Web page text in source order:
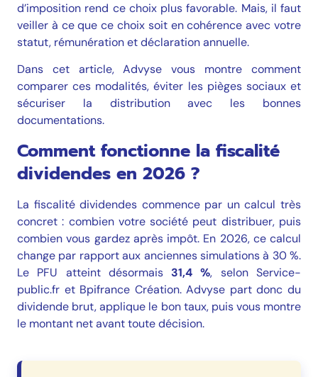
d’imposition rend ce choix plus favorable. Mais, il faut
veiller à ce que ce choix soit en cohérence avec votre
statut, rémunération et déclaration annuelle.
Dans cet article, Advyse vous montre comment
comparer ces modalités, éviter les pièges sociaux et
sécuriser la distribution avec les bonnes
documentations.
Comment fonctionne la fiscalité
dividendes en 2026 ?
La fiscalité dividendes commence par un calcul très
concret : combien votre société peut distribuer, puis
combien vous gardez après impôt. En 2026, ce calcul
change par rapport aux anciennes simulations à 30 %.
Le PFU atteint désormais 31,4 %, selonService-
public.fr et Bpifrance Création. Advyse part donc du
dividende brut, applique le bon taux, puis vous montre
le montant net avant toute décision.